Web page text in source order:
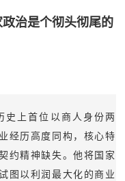
治是个彻头彻尾的
史上首位以商人身份两
经历高度同构，核心特
约精神缺失。他将国家
图以利润最大化的商业